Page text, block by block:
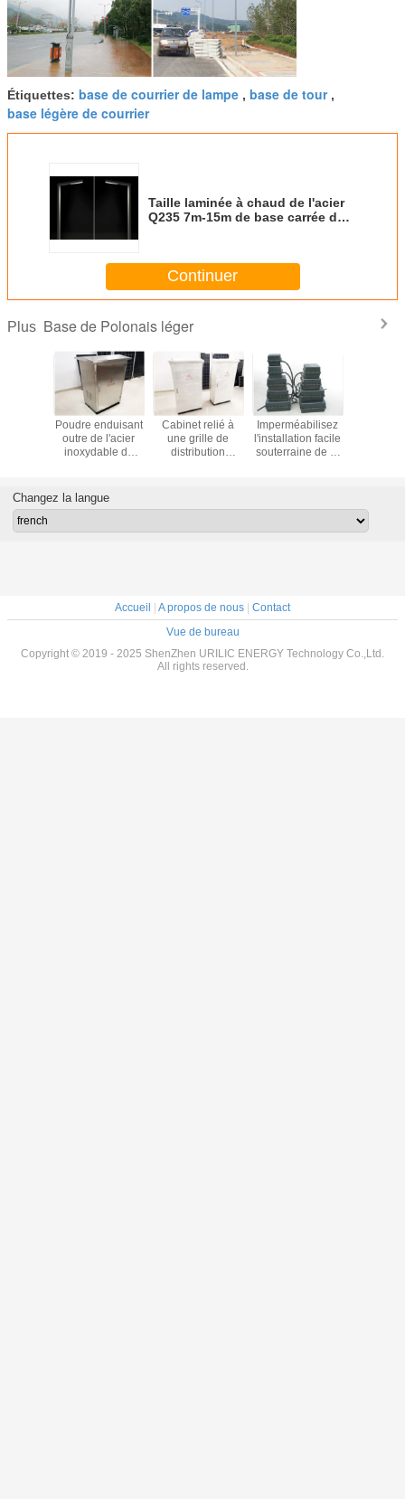
Étiquettes: base de courrier de lampe , base de tour,
base légère de courrier
Taille laminée à chaud de l'acier
Q235 7m-15m de base carrée de
Continuer
Plus Base de Polonais léger
hybride
solaire
Poudre enduisant
outre de l'acier
inoxydable de
d'énergie de grille
extérieur
Cabinet relié à
une grille de
distribution
turbine de vent
Imperméabilisez
l'installation facile
souterraine de la
Changez la langue
Accueil | A propos de nous | Contact
Vue de bureau
Copyright © 2019 - 2025 ShenZhen URILIC ENERGY Technology Co.,Ltd.
All rights reserved.